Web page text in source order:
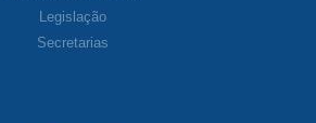
Legislação
Secretarias